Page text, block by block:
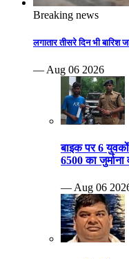
Breaking news
लगातार तीसरे दिन भी बारिश
— Aug 06 2026
बाइक पर 6
6500 का
— Aug 06